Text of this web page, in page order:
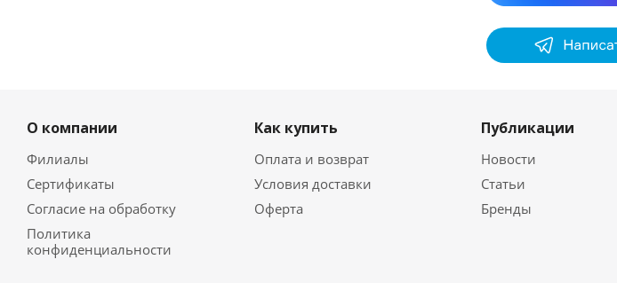
О компании
Филиалы
Сертификаты
Согласие на обработку
Политика
конфиденциальности
Как купить
Оплата и возврат
Условия доставки
Оферта
Публикации
Новости
Статьи
Бренды